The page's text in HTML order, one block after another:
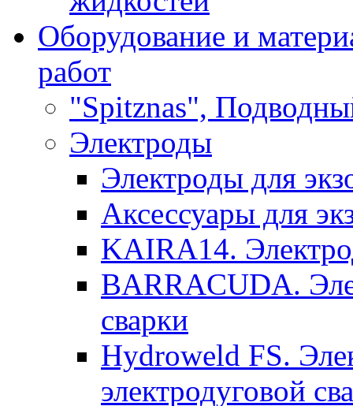
Оборудование и
работ
"Spitznas",
Электроды
Электроды для
Аксессуары для
KAIRA14.
BARRACUDA.
сварки
Hydroweld FS.
электродуговой